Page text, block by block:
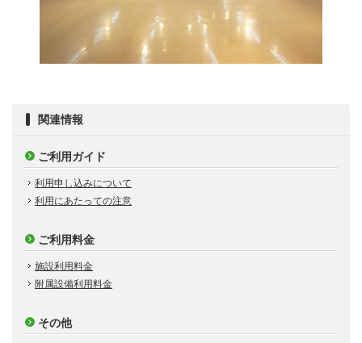
関連情報
ご利用ガイド
利用申し込みについて
利用にあたっての注意
ご利用料金
施設利用料金
附属設備利用料金
その他